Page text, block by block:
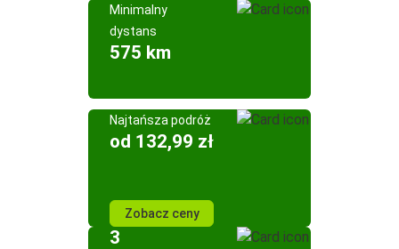
Minimalny
dystans
575 km
Najtańsza podróż
od 132,99 zł
Zobacz ceny
3